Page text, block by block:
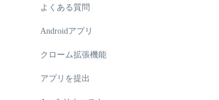
よくある質問
Androidアプリ
クローム拡張機能
アプリを提出